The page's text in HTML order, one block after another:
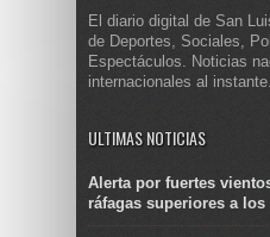
El diario digital de San
de Deportes, Sociales,
Espectáculos. Noticias
internacionales al instante.
ULTIMAS NOTICIAS
Alerta por fuertes
ráfagas superiores a los